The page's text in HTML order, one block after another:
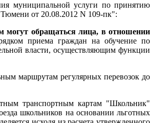
муниципальной услуги по принятию
от 20.08.2012 N 109-пк":
могут обращаться лица, в отношении
приема граждан на обучение по
власти, осуществляющим функции
маршрутам регулярных перевозок до
транспортным картам "Школьник"
школьников на основании льготных